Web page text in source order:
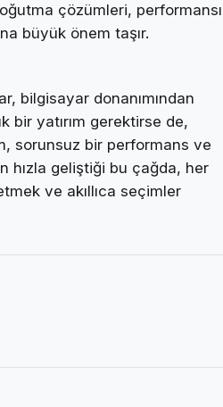
çözümleri, performansı
büyük önem taşır.
bilgisayar donanımından
bir yatırım gerektirse de,
sorunsuz bir performans ve
hızla geliştiği bu çağda, her
ve akıllıca seçimler